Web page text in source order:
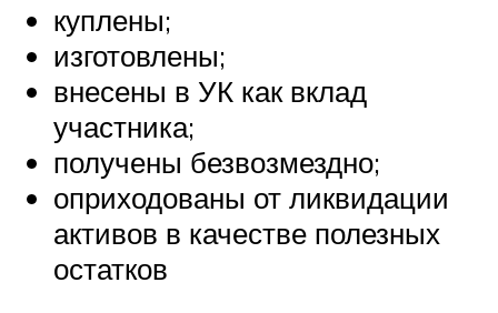
куплены;
изготовлены;
внесены в УК как вклад
участника;
получены безвозмездно;
оприходованы от ликвидации
активов в качестве полезных
остатков